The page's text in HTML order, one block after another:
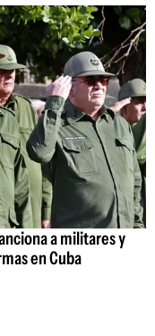
a militares y
en Cuba